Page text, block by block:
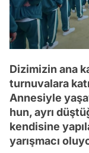
Dizimizin ana
turnuvalara
Annesiyle
hun, ayrı
kendisine
yarışmacı